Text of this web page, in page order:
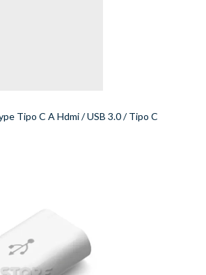
Tipo C A Hdmi / USB 3.0 / Tipo C